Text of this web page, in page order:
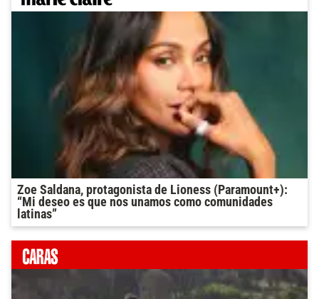
Zoe Saldana, protagonista de Lioness (Paramount+):
“Mi deseo es que nos unamos como comunidades
latinas”